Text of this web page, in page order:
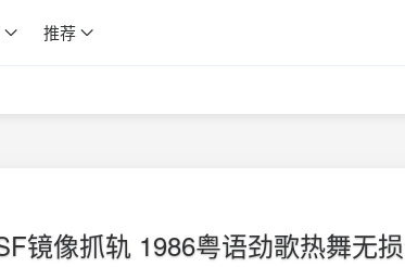
推荐
镜像抓轨 1986粤语劲歌热舞无